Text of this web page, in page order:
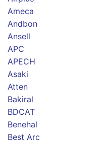
Ameca
Andbon
Ansell
APC
APECH
Asaki
Atten
Bakiral
BDCAT
Benehal
Best Arc